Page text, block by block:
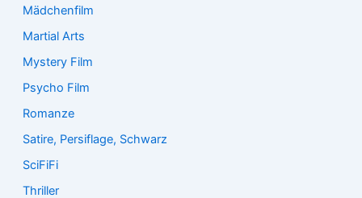
Mädchenfilm
Martial Arts
Mystery Film
Psycho Film
Romanze
Satire, Persiflage, Schwarz
SciFiFi
Thriller